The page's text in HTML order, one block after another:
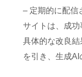
– 定期的に配信
サイトは、成功
具体的な改良
を引き、生成AI